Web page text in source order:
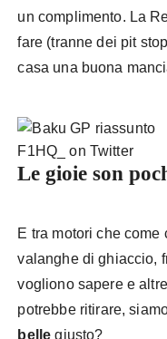
un complimento. La
fare (tranne dei pit
casa una buona
F1HQ_ on Twitter
Le gioie son
E tra motori che
valanghe di ghiaccio,
vogliono sapere e
potrebbe ritirare,
belle giusto?